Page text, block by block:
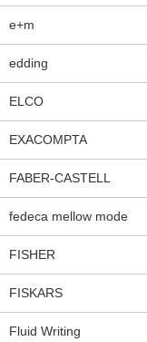
e+m
edding
ELCO
EXACOMPTA
FABER-CASTELL
fedeca mellow mode
FISHER
FISKARS
Fluid Writing